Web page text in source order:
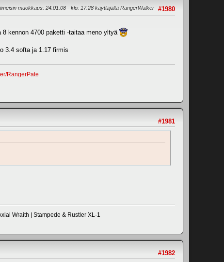
#1980
muokkaus: 24.01.08 - klo: 17.28 käyttäjältä RangerWalker
kennon 4700 paketti -taitaa meno yltyä
3.4 softa ja 1.17 firmis
RangerPate
#1981
Wraith | Stampede & Rustler XL-1
#1982